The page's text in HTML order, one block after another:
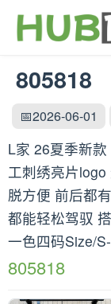
805818
📅2026-06-01
L家 26夏季新
工刺绣亮片
脱方便 前后都
都能轻松驾驭
一色四码Size/
805818